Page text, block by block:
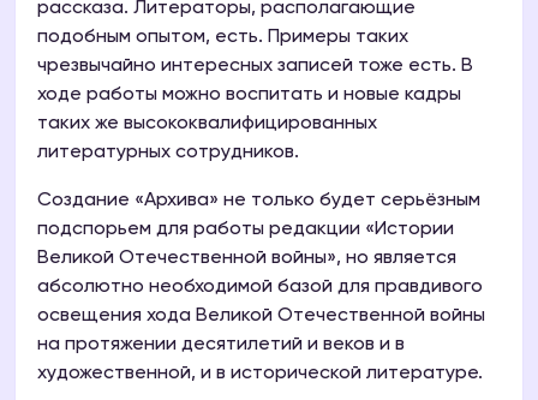
рассказа. Литераторы, располагающие
подобным опытом, есть. Примеры таких
чрезвычайно интересных записей тоже есть. В
ходе работы можно воспитать и новые кадры
таких же высококвалифицированных
литературных сотрудников.
Создание «Архива» не только будет серьёзным
подспорьем для работы редакции «Истории
Великой Отечественной войны», но является
абсолютно необходимой базой для правдивого
освещения хода Великой Отечественной войны
на протяжении десятилетий и веков и в
художественной, и в исторической литературе.